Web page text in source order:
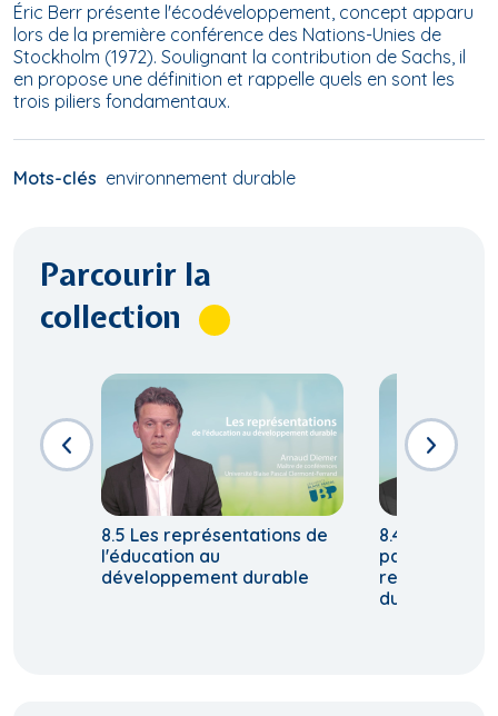
Éric Berr présente l'écodéveloppement, concept apparu
lors de la première conférence des Nations-Unies de
Stockholm (1972). Soulignant la contribution de Sachs, il
en propose une définition et rappelle quels en sont les
trois piliers fondamentaux.
Mots-clés environnement durable
Parcourir la
collection
8.5 Les représentations de
l'éducation au
développement durable
8.4 Principes
parcours
relatif à un
durable